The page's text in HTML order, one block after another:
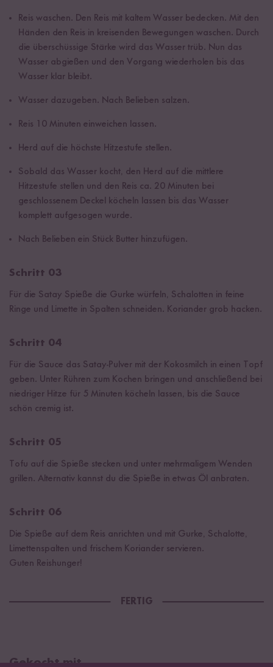
Reis waschen. Den Reis mit kaltem Wasser bedecken. Mit den
Händen den Reis in kreisenden Bewegungen waschen. Durch
die überschüssige Stärke wird das Wasser trüb. Nun das
Wasser abgießen und den Vorgang wiederholen bis das
Wasser klar bleibt.
Wasser dazugeben. Nach Belieben salzen.
Reis 10 Minuten einweichen lassen.
Herd auf die höchste Hitzestufe stellen.
Sobald das Wasser kocht, den Herd auf die mittlere
Hitzestufe stellen und den Reis ca. 20 Minuten bei
geschlossenem Deckel köcheln lassen bis das Wasser
komplett aufgesogen wurde.
Nach Belieben ein Stück Butter hinzufügen.
Schritt 03
Für die Satay Spieße die Gurke würfeln, Schalotten in feine
Ringe und Limette in Spalten schneiden. Koriander grob hacken.
Schritt 04
Für die Sauce das Satay-Pulver mit der Kokosmilch in einen Topf
geben. Unter Rühren zum Kochen bringen und anschließend bei
niedriger Hitze für 5 Minuten köcheln lassen, bis die Sauce
schön cremig ist.
Schritt 05
Tofu auf die Spieße stecken und unter mehrmaligem Wenden
grillen. Alternativ kannst du die Spieße in etwas Öl anbraten.
Schritt 06
Die Spieße auf dem Reis anrichten und mit Gurke, Schalotte,
Limettenspalten und frischem Koriander servieren.
Guten Reishunger!
FERTIG
Gekocht mit